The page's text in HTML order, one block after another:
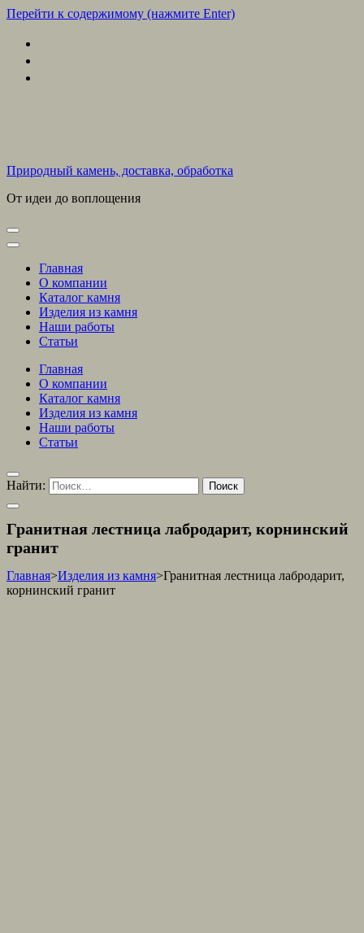
Перейти к содержимому (нажмите Enter)
Природный камень, доставка, обработка
От идеи до воплощения
Главная
О компании
Каталог камня
Изделия из камня
Наши работы
Статьи
Главная
О компании
Каталог камня
Изделия из камня
Наши работы
Статьи
Найти:
Гранитная лестница лабродарит, корнинский
гранит
Главная>Изделия из камня>Гранитная лестница лабродарит,
корнинский гранит